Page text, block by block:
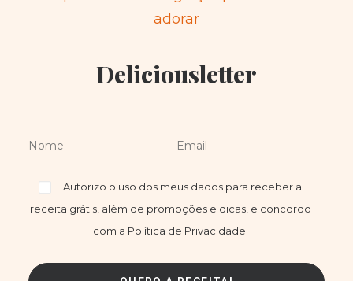
adorar
Deliciousletter
Autorizo o uso dos meus dados para receber a
receita grátis, além de promoções e dicas, e concordo
com a Política de Privacidade.